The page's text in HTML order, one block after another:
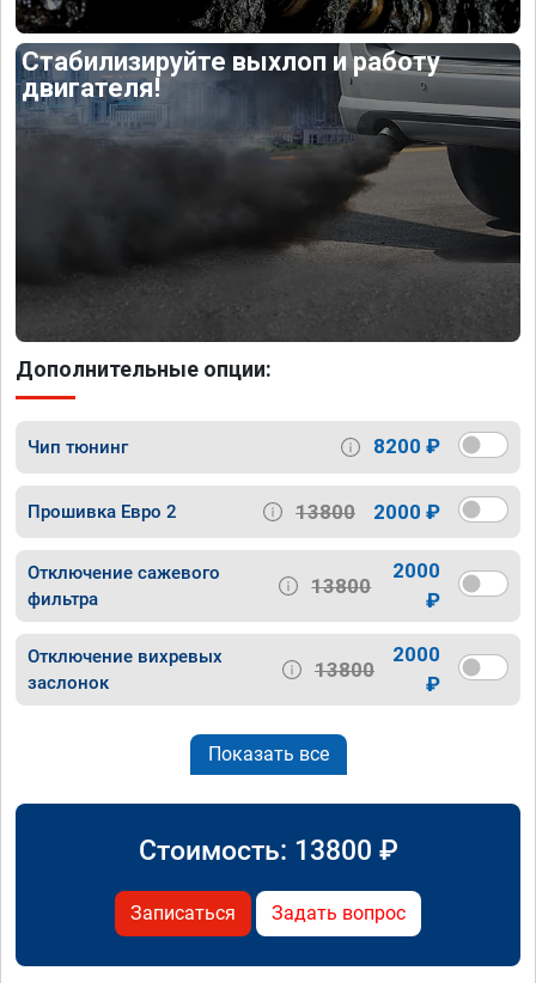
Стабилизируйте выхлоп и работу
двигателя!
Дополнительные опции:
Чип тюнинг 8200 ₽
Прошивка Евро 2 13800 2000 ₽
Отключение сажевого
фильтра
13800
2000
₽
Отключение вихревых
заслонок
13800
2000
₽
Показать все
Стоимость: 13800 ₽
Записаться Задать вопрос